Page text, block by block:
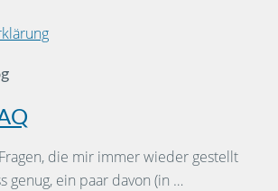
die mir immer wieder gestellt
genug, ein paar davon (in …